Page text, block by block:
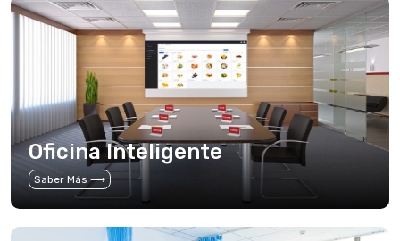
Oficina Inteligente
Saber Más ⟶